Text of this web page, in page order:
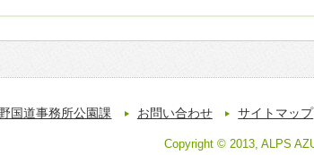
国道事務所公園課 お問い合わせ サイトマップ
Copyright © 2013, ALPS